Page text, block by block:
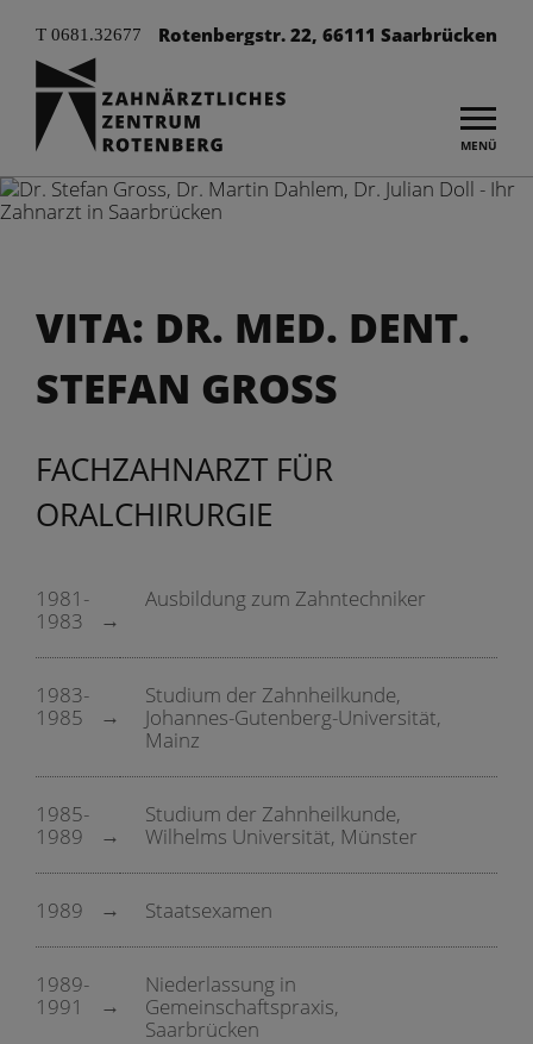
T 0681.32677 Rotenbergstr. 22, 66111 Saarbrücken
MENÜ
Sprechzeiten
Mo bis Do 7–18 Uhr
Fr 7–14 Uhr
Sowie nach Vereinbarung
VITA: DR. MED. DENT.
STEFAN GROSS
FACHZAHNARZT FÜR
ORALCHIRURGIE
1981-
1983
Ausbildung zum Zahntechniker
1983-
1985
Studium der Zahnheilkunde,
Johannes-Gutenberg-Universität,
Mainz
1985-
1989
Studium der Zahnheilkunde,
Wilhelms Universität, Münster
1989 Staatsexamen
1989-
1991
Niederlassung in
Gemeinschaftspraxis,
Saarbrücken